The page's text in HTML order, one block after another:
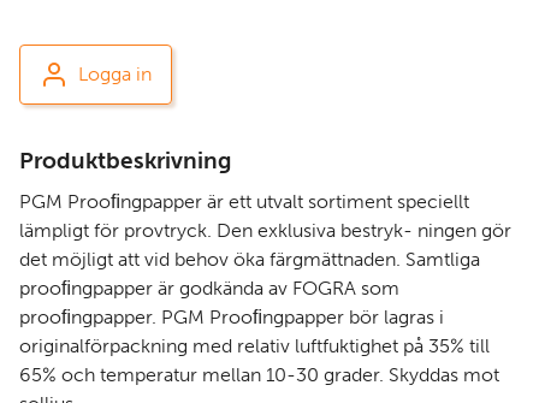
Logga in
Produktbeskrivning
PGM Prooﬁngpapper är ett utvalt sortiment speciellt
lämpligt för provtryck. Den exklusiva bestryk- ningen gör
det möjligt att vid behov öka färgmättnaden. Samtliga
prooﬁngpapper är godkända av FOGRA som
prooﬁngpapper. PGM Prooﬁngpapper bör lagras i
originalförpackning med relativ luftfuktighet på 35% till
65% och temperatur mellan 10-30 grader. Skyddas mot